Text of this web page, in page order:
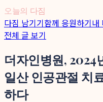
오늘의 다짐
다짐 남기기함께 응원하기내
전체 글 보기
더자인병원, 2024
일산 인공관절 치
하다